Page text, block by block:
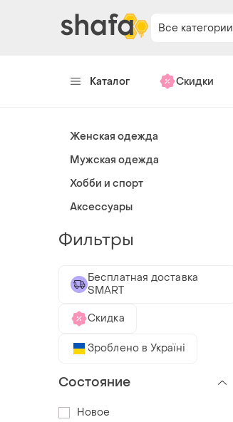
Все категории
Каталог Скидки
Женская одежда
Мужская одежда
Хобби и спорт
Аксессуары
Фильтры
Бесплатная доставка
SMART
Скидка
Зроблено в Україні
Состояние
Новое